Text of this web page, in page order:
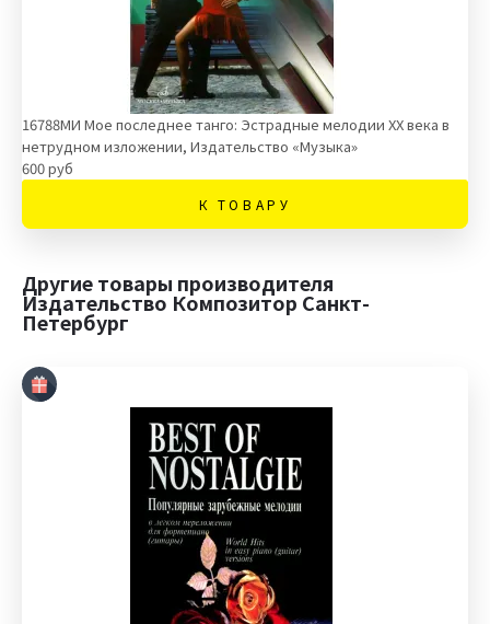
16788МИ Мое последнее танго: Эстрадные мелодии ХХ века в
нетрудном изложении, Издательство «Музыка»
600 руб
К ТОВАРУ
Другие товары производителя
Издательство Композитор Санкт-
Петербург